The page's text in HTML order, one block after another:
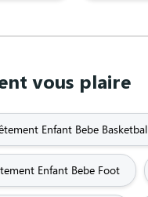
vous plaire
Enfant Bebe
Enfant Bebe Foot